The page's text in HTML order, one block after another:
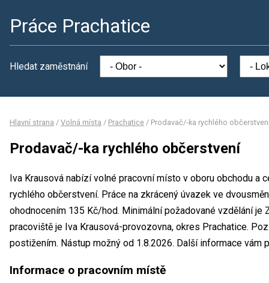
Práce Prachatice
Hledat zaměstnání
Hlavní strana / Volná místa / Prachatice / Prodavač/-ka rychlého
Prodavač/-ka rychlého občerstvení
Iva Krausová nabízí volné pracovní místo v oboru obchodu a
rychlého občerstvení. Práce na zkrácený úvazek ve
ohodnocením 135 Kč/hod. Minimální požadované vzdělání je
pracoviště je Iva Krausová-provozovna, okres Prachatice.
postižením. Nástup možný od 1.8.2026. Další informace vám
Informace o pracovním místě